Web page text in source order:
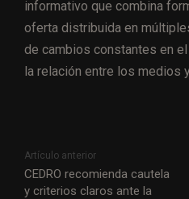
informativo que combina
oferta distribuida en
de cambios constantes en
la relación entre los medios
Artículo anterior
CEDRO recomienda cautela
y criterios claros ante la